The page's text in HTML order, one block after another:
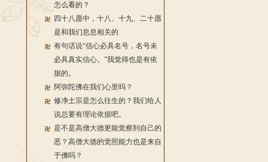
怎么看的？
四十八愿中，十八、十九、二十愿
是和我们息息相关的
有句话说“信心必具名号，名号未
必具真实信心。”我觉得也是有依
据的。
阿弥陀佛在我们心里吗？
修净土宗是怎么往生的？我们给人
说总要有理论依据吧。
是不是高僧大德更能觉察到自己的
恶？高僧大德的觉照能力也是来自
于佛吗？